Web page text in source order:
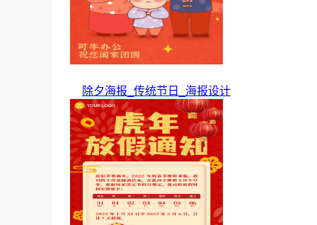
除夕海报_传统节日_海报设计